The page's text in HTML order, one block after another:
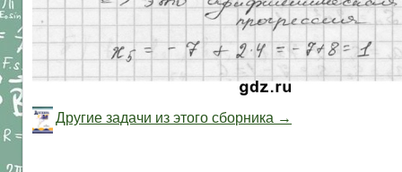
Другие задачи из этого сборника →